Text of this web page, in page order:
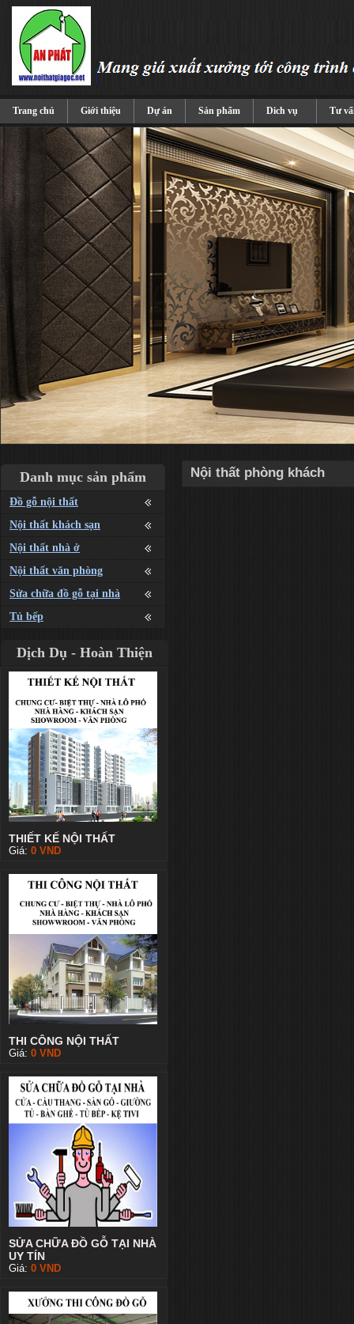
Trang chủ Giới thiệu Dự án Sản phẩm Dich vụ Tư
Danh mục sản phẩm
Đồ gỗ nội thất
Nội thất khách sạn
Nội thất nhà ở
Nội thất văn phòng
Sửa chữa đồ gỗ tại nhà
Tủ bếp
Dịch Dụ - Hoàn Thiện
THIẾT KẾ NỘI THẤT
Giá: 0 VND
THI CÔNG NỘI THẤT
Giá: 0 VND
SỬA CHỮA ĐỒ GỖ TẠI NHÀ
UY TÍN
Giá: 0 VND
Nội thất phòng khách